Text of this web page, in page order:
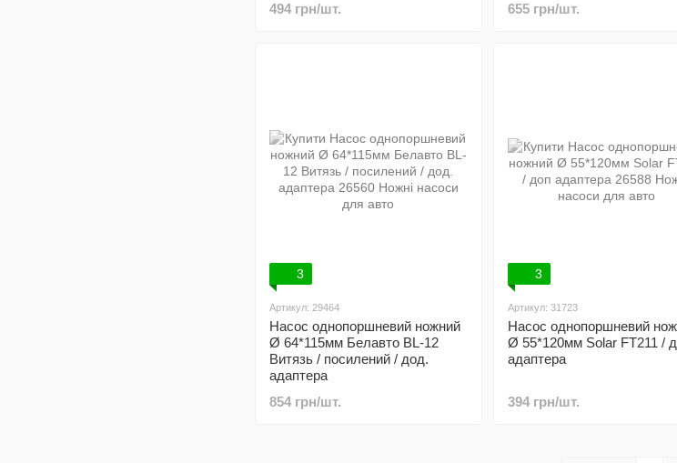
494 грн/шт. 655 грн/шт.
3
Артикул: 29464
Насос однопоршневий ножний
Ø 64*115мм Белавто BL-12
Витязь / посилений / дод.
адаптера
854 грн/шт.
3
Артикул: 31723
Насос однопоршневий
Ø 55*120мм Solar FT211 /
адаптера
394 грн/шт.